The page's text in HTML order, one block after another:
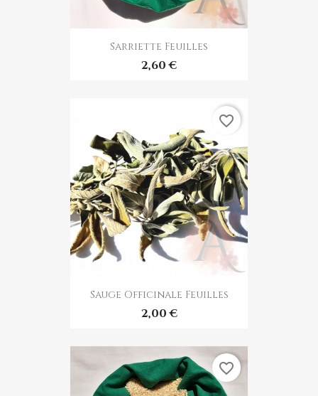
Sarriette Feuilles
2,60 €
Sauge Officinale Feuilles
2,00 €
favorite_border
favorite_border